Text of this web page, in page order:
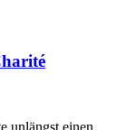
unlängst einen